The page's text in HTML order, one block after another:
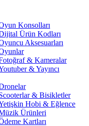
Konsolları
Ürün Kodları
Aksesuarları
& Kameralar
& Yayıncı
& Bisikletler
Hobi & Eğlence
Ürünleri
Kartları